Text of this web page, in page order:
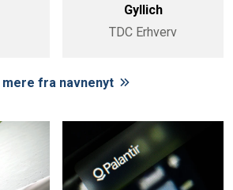
Gyllich
TDC Erhverv
mere fra navnenyt